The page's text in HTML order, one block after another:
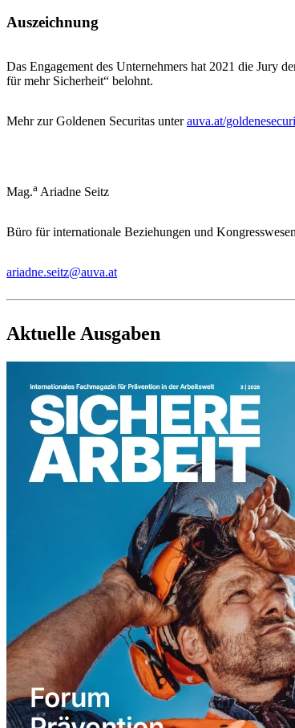
Auszeichnung
Das Engagement des Unternehmers hat 2021 die Jury
für mehr Sicherheit“ belohnt.
Mehr zur Goldenen Securitas unterauva.at/
Mag.a Ariadne Seitz
Büro für internationale Beziehungen und
ariadne.seitz@auva.at
Aktuelle Ausgaben